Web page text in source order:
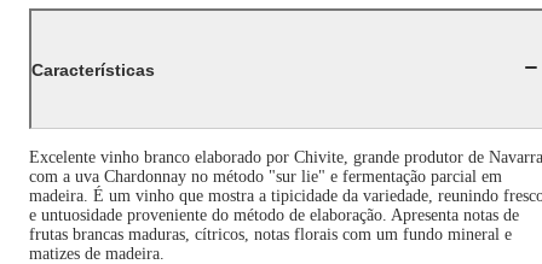
Características
Excelente vinho branco elaborado por Chivite, grande produtor de
com a uva Chardonnay no método "sur lie" e fermentação parcial em
madeira. É um vinho que mostra a tipicidade da variedade, reunindo
e untuosidade proveniente do método de elaboração. Apresenta notas de
frutas brancas maduras, cítricos, notas florais com um fundo mineral e
matizes de madeira.